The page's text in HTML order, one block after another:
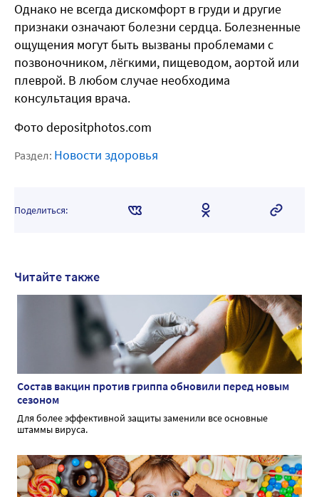
Однако не всегда дискомфорт в груди и другие
признаки означают болезни сердца. Болезненные
ощущения могут быть вызваны проблемами с
позвоночником, лёгкими, пищеводом, аортой или
плеврой. В любом случае необходима
консультация врача.
Фото depositphotos.com
Раздел: Новости здоровья
Поделиться:
Читайте также
Состав вакцин против гриппа обновили перед новым
сезоном
Для более эффективной защиты заменили все основные
штаммы вируса.